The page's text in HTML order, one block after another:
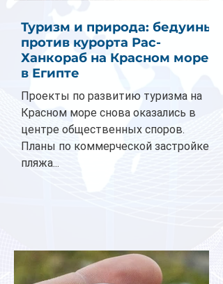
Туризм и природа: бедуины
против курорта Рас-
Ханкораб на Красном море
в Египте
Проекты по развитию туризма на
Красном море снова оказались в
центре общественных споров.
Планы по коммерческой застройке
пляжа...